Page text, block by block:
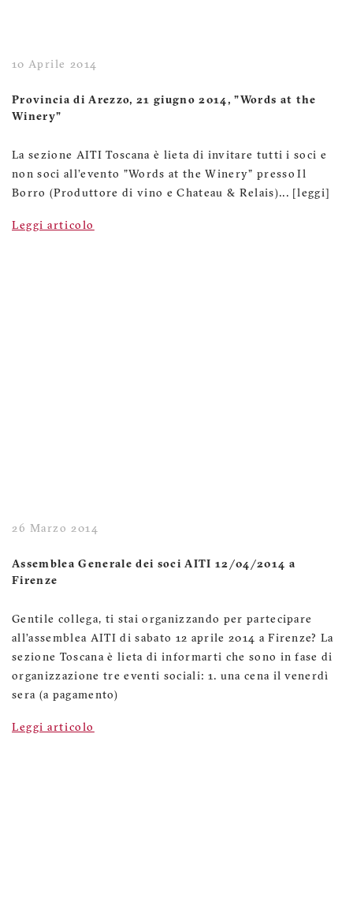
10 Aprile 2014
Provincia di Arezzo, 21 giugno 2014, "Words at the
Winery"
La sezione AITI Toscana è lieta di invitare tutti i soci e
non soci all'evento "Words at the Winery" presso Il
Borro (Produttore di vino e Chateau & Relais)... [leggi]
Leggi articolo
26 Marzo 2014
Assemblea Generale dei soci AITI 12/04/2014 a
Firenze
Gentile collega, ti stai organizzando per partecipare
all’assemblea AITI di sabato 12 aprile 2014 a Firenze? La
sezione Toscana è lieta di informarti che sono in fase di
organizzazione tre eventi sociali: 1. una cena il venerdì
sera (a pagamento)
Leggi articolo